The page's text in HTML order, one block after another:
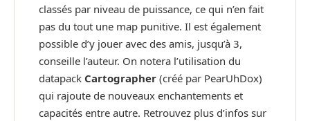
classés par niveau de puissance, ce qui n’en fait
pas du tout une map punitive. Il est également
possible d’y jouer avec des amis, jusqu’à 3,
conseille l’auteur. On notera l’utilisation du
datapack Cartographer (créé par PearUhDox)
qui rajoute de nouveaux enchantements et
capacités entre autre. Retrouvez plus d’infos sur